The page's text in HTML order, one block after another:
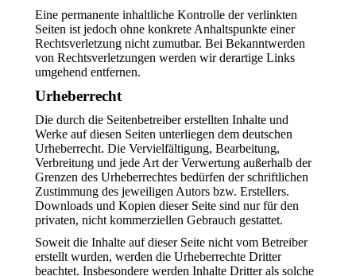
Eine permanente inhaltliche Kontrolle der verlinkten
Seiten ist jedoch ohne konkrete Anhaltspunkte einer
Rechtsverletzung nicht zumutbar. Bei Bekanntwerden
von Rechtsverletzungen werden wir derartige Links
umgehend entfernen.
Urheberrecht
Die durch die Seitenbetreiber erstellten Inhalte und
Werke auf diesen Seiten unterliegen dem deutschen
Urheberrecht. Die Vervielfältigung, Bearbeitung,
Verbreitung und jede Art der Verwertung außerhalb der
Grenzen des Urheberrechtes bedürfen der schriftlichen
Zustimmung des jeweiligen Autors bzw. Erstellers.
Downloads und Kopien dieser Seite sind nur für den
privaten, nicht kommerziellen Gebrauch gestattet.
Soweit die Inhalte auf dieser Seite nicht vom Betreiber
erstellt wurden, werden die Urheberrechte Dritter
beachtet. Insbesondere werden Inhalte Dritter als solche